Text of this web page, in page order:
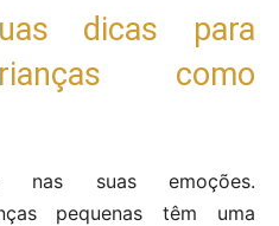
dicas para
como
nas suas emoções.
pequenas têm uma